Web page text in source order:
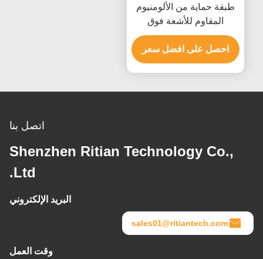
طبقة حماية من الألومنيوم
المقاوم للأشعة فوق
البنفسجية مع لاصق أكريليك
لحماية السطح بدون بقايا
احصل على افضل سعر
اتصل بنا
Shenzhen Ritian Technology Co.,
Ltd.
البريد الإلكتروني
sales01@ritiantech.com
وقت العمل